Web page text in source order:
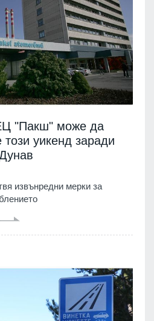
"Пакш" може да
уикенд заради
извънредни мерки за